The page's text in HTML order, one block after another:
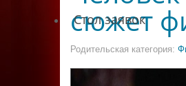
Стол заявок
сюжет
Родительская категория: